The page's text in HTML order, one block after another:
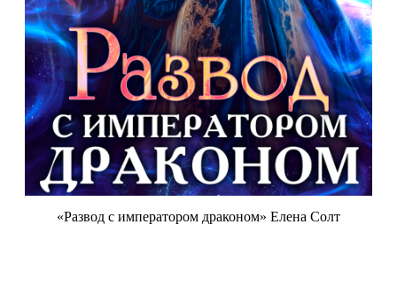
«Развод с императором драконом» Елена Солт